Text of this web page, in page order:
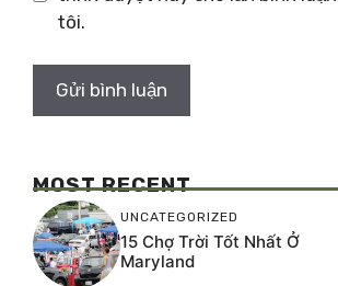
tôi.
MOST RECENT
UNCATEGORIZED
15 Chợ Trời Tốt Nhất Ở
Maryland